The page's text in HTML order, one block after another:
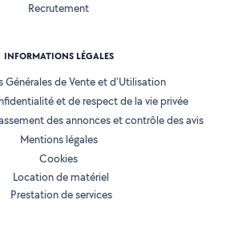
Recrutement
INFORMATIONS LÉGALES
Générales de Vente et d'Utilisation
et de respect de la vie privée
des annonces et contrôle des avis
Mentions légales
Cookies
Location de matériel
Prestation de services